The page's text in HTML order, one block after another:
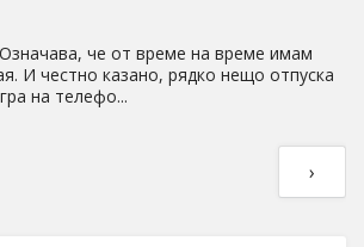
че от време на време имам
И честно казано, рядко нещо отпуска
на телефо...
›